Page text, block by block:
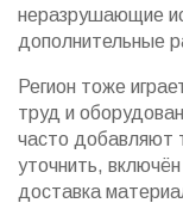
неразрушающие
дополнительные
Регион тоже
труд и
часто добавляют
уточнить,
доставка